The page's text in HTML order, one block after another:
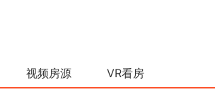
视频房源 VR看房